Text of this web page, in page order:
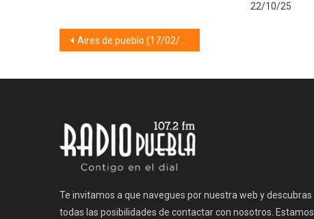
22/10/25
Navegación
Aires de pueblo (17/02/26)
Te invitamos a que navegues por nuestra web y descubras
todas las posibilidades de contactar con nosotros. Estamos